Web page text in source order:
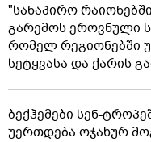
"სანაპირო
გარემოს ეროვნული
რომელ რეგიონებში
სეტყვასა და ქარის
ბექჰემები სენ-
უერთდება ოჯახურ